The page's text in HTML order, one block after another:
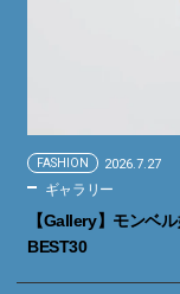
FASHION 2026.7.27
ギャラリー
【Gallery】モンベ
BEST30